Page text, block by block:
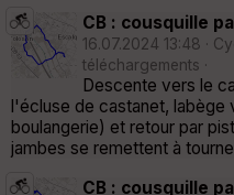
CB : cousquille
16.07.2024 13:48 ·
téléchargements ·
Descente vers le
l'écluse de castanet, labège
boulangerie) et retour par
jambes se remettent à
CB : cousquille